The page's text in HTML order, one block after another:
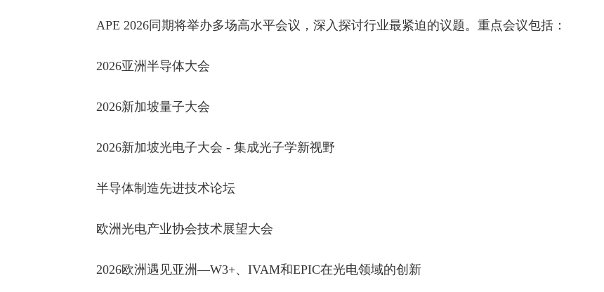
APE 2026同期将举办多场高水平会议，深入探讨行业最紧迫的议题。重点会议包括：
2026亚洲半导体大会
2026新加坡量子大会
2026新加坡光电子大会 - 集成光子学新视野
半导体制造先进技术论坛
欧洲光电产业协会技术展望大会
2026欧洲遇见亚洲—W3+、IVAM和EPIC在光电领域的创新